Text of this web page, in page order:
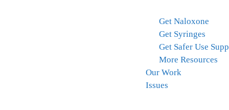
Get Naloxone
Get Syringes
Get Safer Use
More Resources
Our Work
Issues